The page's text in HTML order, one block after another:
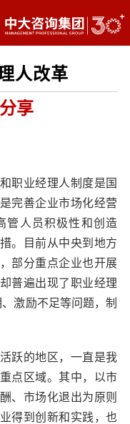
人改革
享
职业经理人制度是国
完善企业市场化经营
管人员积极性和创造
。目前从中央到地方
部分重点企业也开展
普遍出现了职业经理
激励不足等问题，制
跃的地区，一直是我
点区域。其中，以市
、市场化退出为原则
得到创新和实践，也